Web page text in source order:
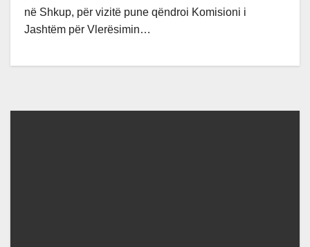
në Shkup, për vizitë pune qëndroi Komisioni i
Jashtëm për Vlerësimin…